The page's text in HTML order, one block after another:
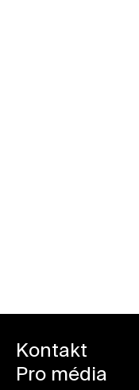
Kontakt
Pro média